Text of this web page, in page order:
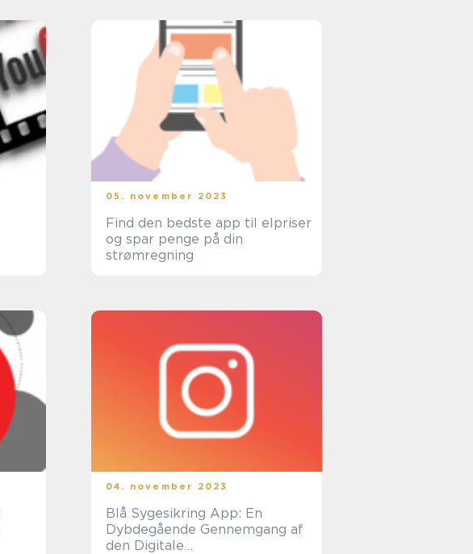
05. november 2023
Find den bedste app til elpriser
og spar penge på din
strømregning
04. november 2023
Blå Sygesikring App: En
Dybdegående Gennemgang af
den Digitale